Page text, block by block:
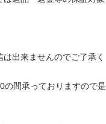
出来ませんのでご了承く
の間承っておりますので是